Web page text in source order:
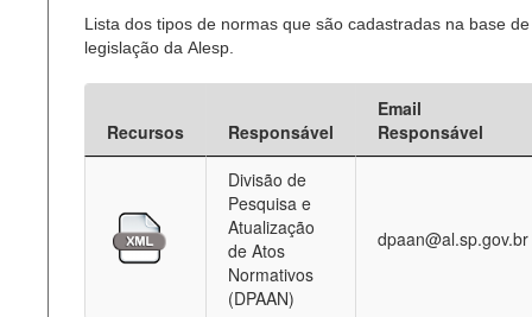
Lista dos tipos de normas que são cadastradas na base de
legislação da Alesp.
Recursos Responsável
Email
Responsável
Divisão de
Pesquisa e
Atualização
de Atos
Normativos
(DPAAN)
dpaan@al.sp.gov.br